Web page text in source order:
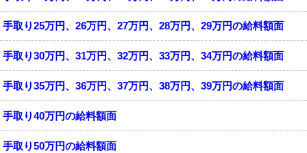
手取り25万円、26万円、27万円、28万円、29万円の給料額面
手取り30万円、31万円、32万円、33万円、34万円の給料額面
手取り35万円、36万円、37万円、38万円、39万円の給料額面
手取り40万円の給料額面
手取り50万円の給料額面